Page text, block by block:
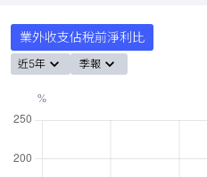
業外收支佔稅前淨利比
近5年 季報